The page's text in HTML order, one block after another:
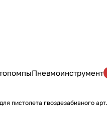
Пневмоинструмент
пистолета гвоздезабивного